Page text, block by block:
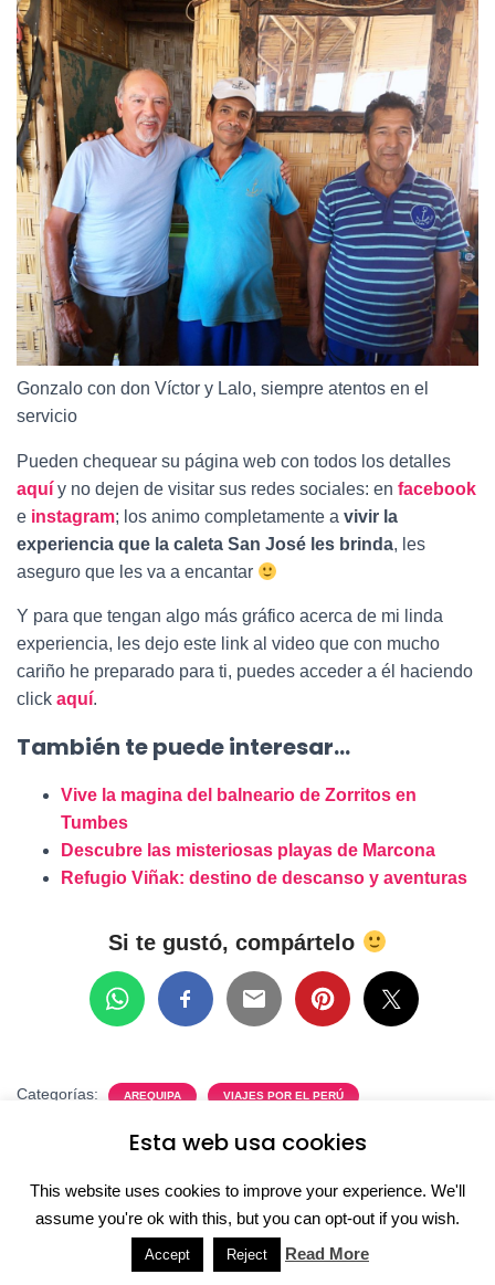
Gonzalo con don Víctor y Lalo, siempre atentos en el
servicio
Pueden chequear su página web con todos los detalles
aquí y no dejen de visitar sus redes sociales: en facebook
e instagram; los animo completamente a vivir la
experiencia que la caleta San José les brinda, les
aseguro que les va a encantar
Y para que tengan algo más gráfico acerca de mi linda
experiencia, les dejo este link al video que con mucho
cariño he preparado para ti, puedes acceder a él haciendo
click aquí.
También te puede interesar…
Vive la magina del balneario de Zorritos en
Tumbes
Descubre las misteriosas playas de Marcona
Refugio Viñak: destino de descanso y aventuras
Si te gustó, compártelo
Categorías: AREQUIPA VIAJES POR EL PERÚ
10 comentarios
Esta web usa cookies
This website uses cookies to improve your experience. We'll
assume you're ok with this, but you can opt-out if you wish.
Accept Reject Read More